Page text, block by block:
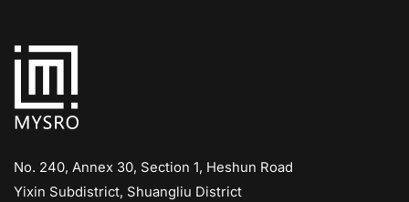
No. 240, Annex 30, Section 1, Heshun Road
Yixin Subdistrict, Shuangliu District